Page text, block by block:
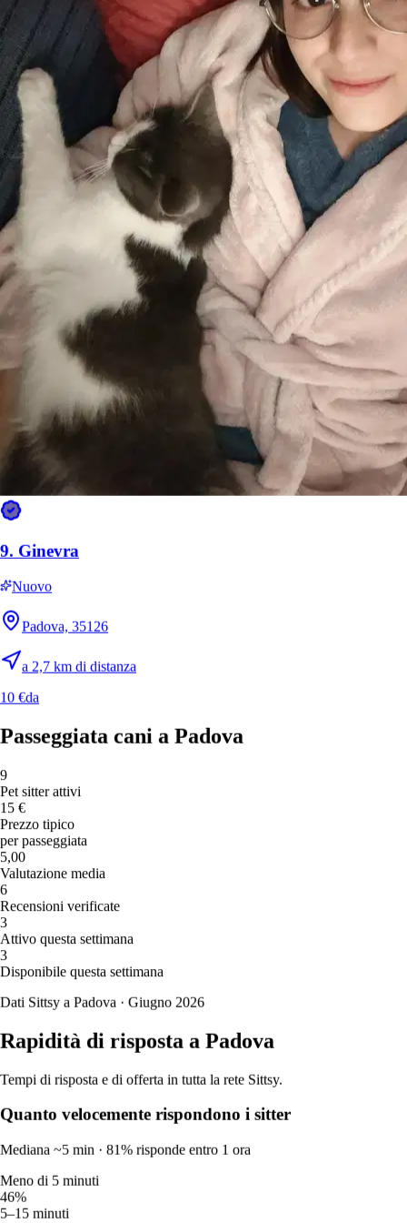
Area per cani (con numero di pet sitter entro <2 km)
Clinica
veterinaria
Parchi: OpenStreetMap. Pet sitter nelle vicinanze: dati Sittsy.
Posizioni delle cliniche approssimative; conferma indirizzo e orari
sul loro sito web.
Meteo e cura del tuo cane a Padova
Le prossime due settimane a Padova saranno calde: in 11 giorni su
14 si superano i 30 °C. Organizza le passeggiate al mattino presto e
alla sera.
È esattamente ciò che un buon dog walker tiene in
considerazione a ogni uscita. Previsioni a 14 giorni (Open-Meteo);
aggiornate quotidianamente.
🔥Giornata più impegnativa: Mar 11 Ago
, 38 °C. Portalo a spasso
solo la mattina presto e al tramonto; evita del tutto le ore centrali
della giornata (12–19). Controlla l’asfalto con il dorso della mano: se
non riesci a tenerla per 5 secondi, brucia i suoi polpastrelli. Acqua
fresca sempre a disposizione e massima attenzione alle razze
brachicefaliche, ai cuccioli e ai cani anziani.
Sab
23
Molto caldo
Dom
9
23°
Molto caldo
🔥
24°
Mar
🔥
38
25 °
Mer 12
37°
26°
🔥
37°
26°
Molto caldo
Ven
🔥
25°
Sab 15
35°
Molto caldo
🔥
°
25°
Molto caldo
Lun
17
🌦️
28°
Pioggerella
Mar
🌦️
9. Ginevra
Nuovo
Padova, 35126
a 2,7 km di distanza
10 €da
Passeggiata cani a Padova
9
Pet sitter attivi
15 €
Prezzo tipico
per passeggiata
5,00
Valutazione media
6
Recensioni verificate
3
Attivo questa settimana
3
Disponibile questa settimana
Dati Sittsy a Padova · Giugno 2026
Rapidità di risposta a Padova
Tempi di risposta e di offerta in tutta la rete Sittsy.
Quanto velocemente rispondono i sitter
Mediana ~5 min · 81% risponde entro 1 ora
Meno di 5 minuti
46%
5–15 minuti